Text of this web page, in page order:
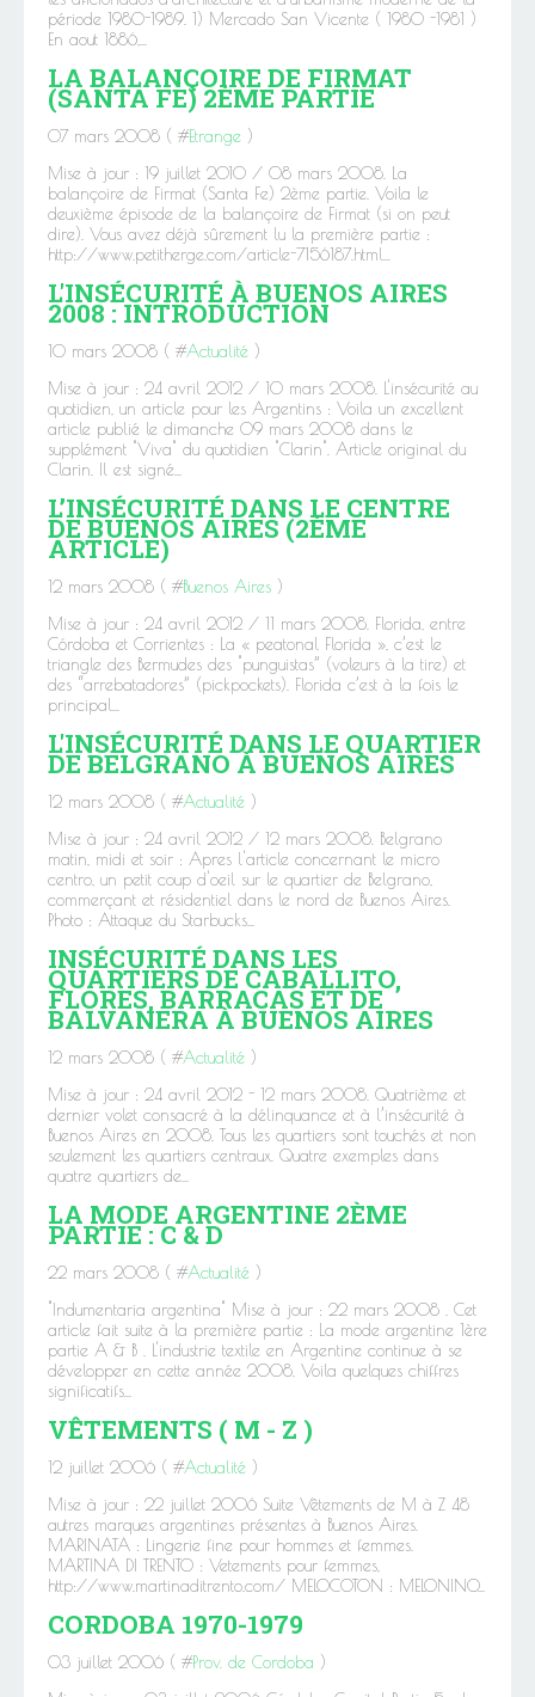
période 1980-1989. 1) Mercado San Vicente ( 1980 -1981 )
En aout 1886,...
LA BALANÇOIRE DE FIRMAT
(SANTA FE) 2ÈME PARTIE
07 mars 2008 ( #Etrange )
Mise à jour : 19 juillet 2010 / 08 mars 2008. La
balançoire de Firmat (Santa Fe) 2ème partie. Voila le
deuxième épisode de la balançoire de Firmat (si on peut
dire). Vous avez déjà sûrement lu la première partie :
http://www.petitherge.com/article-7156187.html...
L'INSÉCURITÉ À BUENOS AIRES
2008 : INTRODUCTION
10 mars 2008 ( #Actualité )
Mise à jour : 24 avril 2012 / 10 mars 2008. L'insécurité au
quotidien, un article pour les Argentins : Voila un excellent
article publié le dimanche 09 mars 2008 dans le
supplément "Viva" du quotidien "Clarin". Article original du
Clarin. Il est signé...
L’INSÉCURITÉ DANS LE CENTRE
DE BUENOS AIRES (2ÈME
ARTICLE)
12 mars 2008 ( #Buenos Aires )
Mise à jour : 24 avril 2012 / 11 mars 2008. Florida, entre
Córdoba et Corrientes : La « peatonal Florida », c’est le
triangle des Bermudes des "punguistas” (voleurs à la tire) et
des “arrebatadores” (pickpockets). Florida c’est à la fois le
principal...
L'INSÉCURITÉ DANS LE QUARTIER
DE BELGRANO À BUENOS AIRES
12 mars 2008 ( #Actualité )
Mise à jour : 24 avril 2012 / 12 mars 2008. Belgrano
matin, midi et soir : Apres l'article concernant le micro
centro, un petit coup d'oeil sur le quartier de Belgrano,
commerçant et résidentiel dans le nord de Buenos Aires.
Photo : Attaque du Starbucks...
INSÉCURITÉ DANS LES
QUARTIERS DE CABALLITO,
FLORES, BARRACAS ET DE
BALVANERA À BUENOS AIRES
12 mars 2008 ( #Actualité )
Mise à jour : 24 avril 2012 - 12 mars 2008. Quatrième et
dernier volet consacré à la délinquance et à l’insécurité à
Buenos Aires en 2008. Tous les quartiers sont touchés et non
seulement les quartiers centraux. Quatre exemples dans
quatre quartiers de...
LA MODE ARGENTINE 2ÈME
PARTIE : C & D
22 mars 2008 ( #Actualité )
"Indumentaria argentina" Mise à jour : 22 mars 2008 . Cet
article fait suite à la première partie : La mode argentine 1ère
partie A & B . L'industrie textile en Argentine continue à se
développer en cette année 2008. Voila quelques chiffres
significatifs...
VÊTEMENTS ( M - Z )
12 juillet 2006 ( #Actualité )
Mise à jour : 22 juillet 2006 Suite Vêtements de M à Z 48
autres marques argentines présentes à Buenos Aires.
MARINATA : Lingerie fine pour hommes et femmes.
MARTINA DI TRENTO : Vetements pour femmes,
http://www.martinaditrento.com/ MELOCOTON : MELONINO...
CORDOBA 1970-1979
03 juillet 2006 ( #Prov. de Cordoba )